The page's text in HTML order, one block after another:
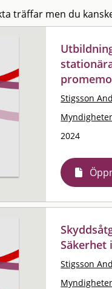
träffar men du
Stigsson
2024
Stigsson